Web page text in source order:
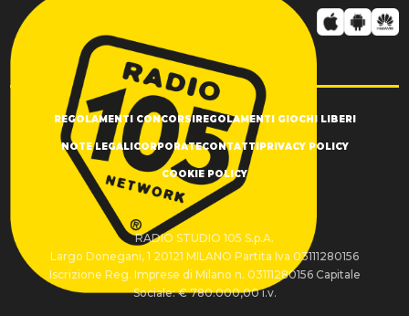
REGOLAMENTI CONCORSIREGOLAMENTI GIOCHI LIBERI
NOTE LEGALICORPORATECONTATTIPRIVACY POLICY
COOKIE POLICY
RADIO STUDIO 105 S.p.A.
Largo Donegani, 1 20121 MILANO Partita Iva 03111280156
Iscrizione Reg. Imprese di Milano n. 03111280156 Capitale
Sociale: € 780.000,00 i.v.